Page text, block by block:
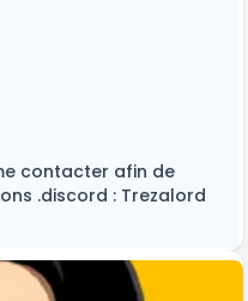
contacter afin de
.discord : Trezalord